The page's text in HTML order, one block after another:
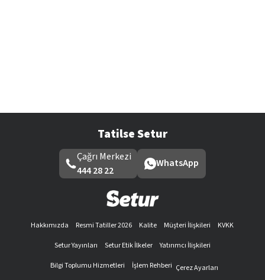
Tatilse Setur
Çağrı Merkezi
444 28 22
WhatsApp
Hakkımızda Resmi Tatiller 2026 Kalite Müşteri İlişkileri
KVKK
Setur Yayınları
Setur Etik İlkeler
Yatırımcı İlişkileri
Bilgi Toplumu Hizmetleri
İşlem Rehberi Çerez Ayarları